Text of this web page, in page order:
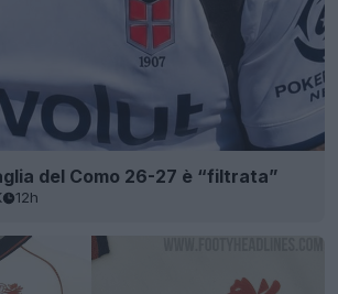
del Como 26-27 è “filtrata”
12h